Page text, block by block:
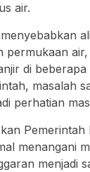
air.
permukaan
di beberapa
masalah
perhatian
Pemerintah
menangani
menjadi